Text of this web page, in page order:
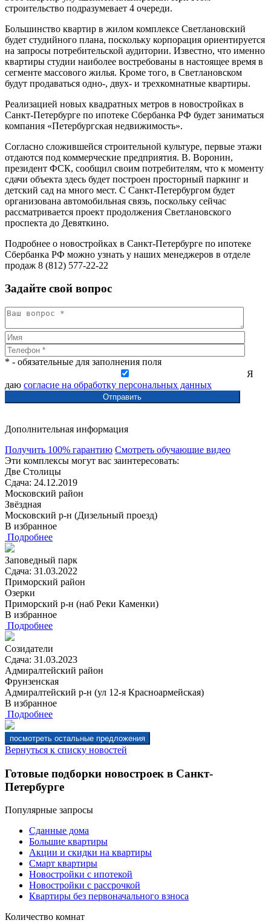
строительство подразумевает 4 очереди.
Большинство квартир в жилом комплексе Светлановский
будет студийного плана, поскольку корпорация ориентируется
на запросы потребительской аудитории. Известно, что именно
квартиры студии наиболее востребованы в настоящее время в
сегменте массового жилья. Кроме того, в Светлановском
будут продаваться одно-, двух- и трехкомнатные квартиры.
Реализацией новых квадратных метров в новостройках в
Санкт-Петербурге по ипотеке Сбербанка РФ будет заниматься
компания «Петербургская недвижимость».
Согласно сложившейся строительной культуре, первые этажи
отдаются под коммерческие предприятия. В. Воронин,
президент ФСК, сообщил своим потребителям, что к моменту
сдачи объекта здесь будет построен просторный паркинг и
детский сад на много мест. С Санкт-Петербургом будет
организована автомобильная связь, поскольку сейчас
рассматривается проект продолжения Светлановского
проспекта до Девяткино.
Подробнее о новостройках в Санкт-Петербурге по ипотеке
Сбербанка РФ можно узнать у наших менеджеров в отделе
продаж 8 (812) 577-22-22
Задайте свой вопрос
* - обязательные для заполнения поля
Я
даю согласие на обработку персональных данных
Дополнительная информация
Получить 100% гарантию Смотреть обучающие видео
Эти комплексы могут вас заинтересовать:
Две Столицы
Сдача: 24.12.2019
Московский район
Звёздная
Московский р-н (Дизельный проезд)
В избранное
Подробнее
Заповедный парк
Сдача: 31.03.2022
Приморский район
Озерки
Приморский р-н (наб Реки Каменки)
В избранное
Подробнее
Созидатели
Сдача: 31.03.2023
Адмиралтейский район
Фрунзенская
Адмиралтейский р-н (ул 12-я Красноармейская)
В избранное
Подробнее
Вернуться к списку новостей
Готовые подборки новостроек в Санкт-
Петербурге
Популярные запросы
Сданные дома
Большие квартиры
Акции и скидки на квартиры
Смарт квартиры
Новостройки с ипотекой
Новостройки с рассрочкой
Квартиры без первоначального взноса
Количество комнат